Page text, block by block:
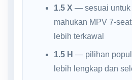
1.5 X — sesuai untuk
mahukan MPV 7-
lebih terkawal
1.5 H — pilihan
lebih lengkap dan